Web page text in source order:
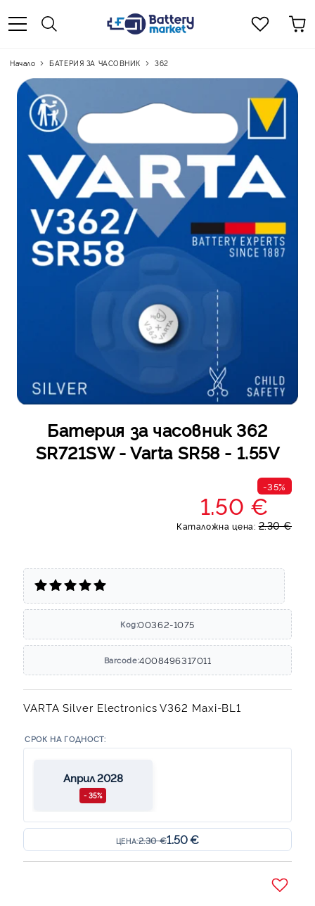
Начало БАТЕРИЯ ЗА ЧАСОВНИК 362
Батерия за часовник 362
SR721SW - Varta SR58 - 1.55V
-35%
1.50 €
Каталожна цена: 2.30 €
Код:00362-1075
Barcode:4008496317011
VARTA Silver Electronics V362 Maxi-BL1
СРОК НА ГОДНОСТ:
Април 2028
- 35%
ЦЕНА:2.30 €1.50 €